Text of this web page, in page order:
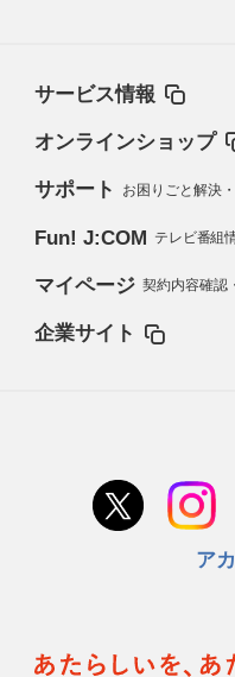
サービス情報
オンラインショップ
サポート お困りごと解決
Fun! J:COM テレビ番組
マイページ 契約内容確認
企業サイト
ア